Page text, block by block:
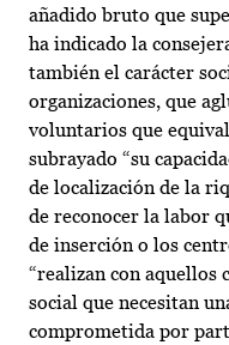
añadido bruto que
ha indicado la
también el carácter
organizaciones, que
voluntarios que
subrayado “su
de localización de la
de reconocer la labor
de inserción o los
“realizan con aquellos
social que necesitan
comprometida por